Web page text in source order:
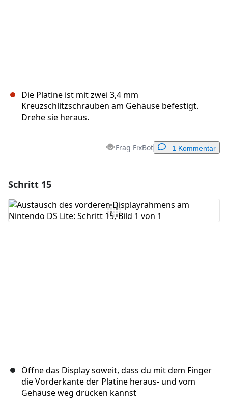
Die Platine ist mit zwei 3,4 mm
Kreuzschlitzschrauben am Gehäuse befestigt.
Drehe sie heraus.
Frag FixBot 1 Kommentar
Kommentar hinzufügen
Schritt 15
Öffne das Display soweit, dass du mit dem Finger
die Vorderkante der Platine heraus- und vom
Gehäuse weg drücken kannst